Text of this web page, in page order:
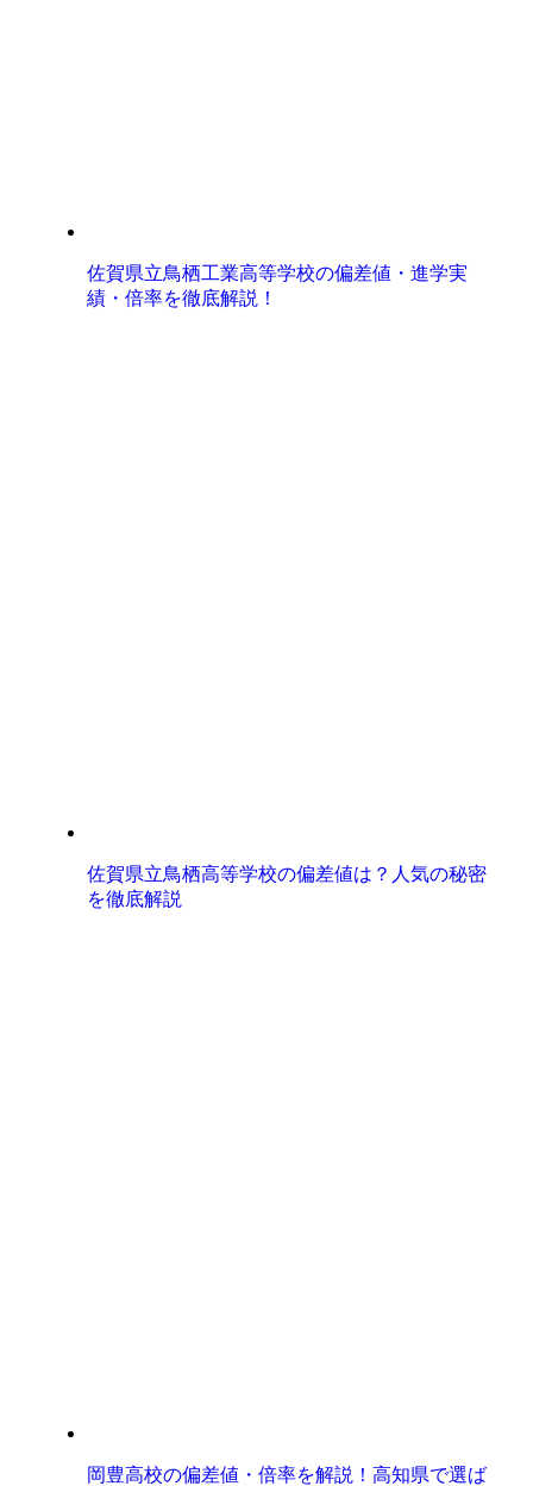
佐賀県立鳥栖工業高等学校の偏差値・進学実
績・倍率を徹底解説！
佐賀県立鳥栖高等学校の偏差値は？人気の秘密
を徹底解説
岡豊高校の偏差値・倍率を解説！高知県で選ば